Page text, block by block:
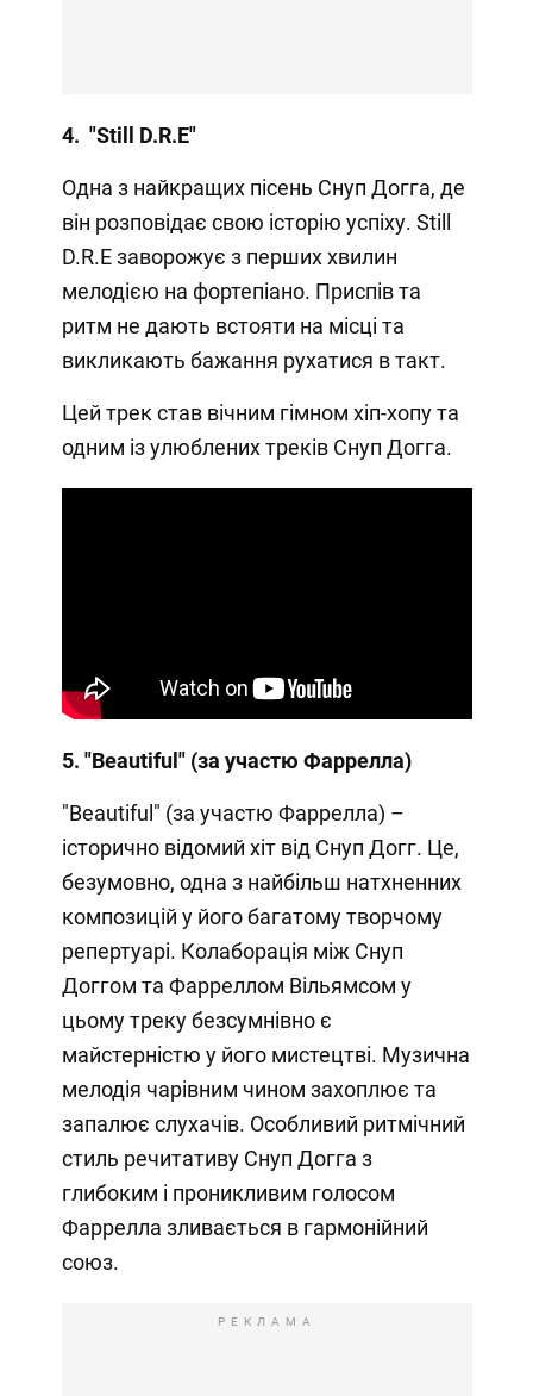
4. "Still D.R.E"
Одна з найкращих пісень Снуп Догга, де
він розповідає свою історію успіху. Still
D.R.E заворожує з перших хвилин
мелодією на фортепіано. Приспів та
ритм не дають встояти на місці та
викликають бажання рухатися в такт.
Цей трек став вічним гімном хіп-хопу та
одним із улюблених треків Снуп Догга.
5. "Beautiful" (за участю Фаррелла)
"Beautiful" (за участю Фаррелла) –
історично відомий хіт від Снуп Догг. Це,
безумовно, одна з найбільш натхненних
композицій у його багатому творчому
репертуарі. Колаборація між Снуп
Доггом та Фарреллом Вільямсом у
цьому треку безсумнівно є
майстерністю у його мистецтві. Музична
мелодія чарівним чином захоплює та
запалює слухачів. Особливий ритмічний
стиль речитативу Снуп Догга з
глибоким і проникливим голосом
Фаррелла зливається в гармонійний
союз.
РЕКЛАМА